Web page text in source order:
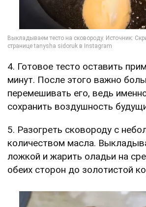
4. Готовое тесто оставить
минут. После этого важно
перемешивать его, ведь
сохранить воздушность
5. Разогреть сковороду с
количеством масла.
ложкой и жарить оладьи на
обеих сторон до золотистой